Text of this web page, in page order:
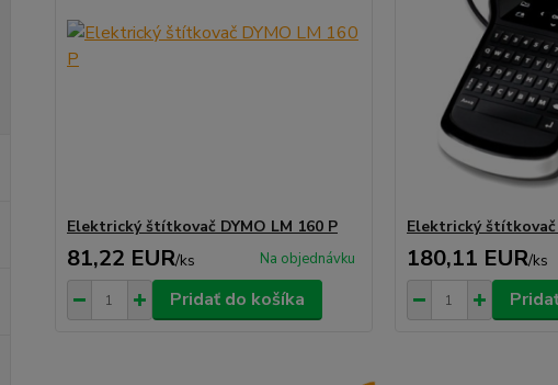
Elektrický štítkovač DYMO LM 160 P
81,22 EUR/ks Na objednávku
Pridať do košíka
Elektrický štítkovač
180,11 EUR/ks